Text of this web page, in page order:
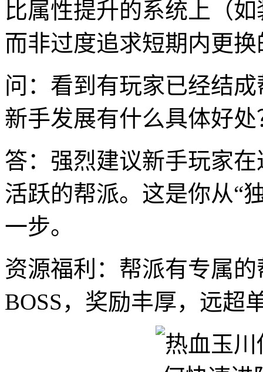
比属性提升的系统上（
而非过度追求短期内更
问：看到有玩家已经结
新手发展有什么具体好处
答：强烈建议新手玩家
活跃的帮派。这是你从“
一步。
资源福利：帮派有专属
BOSS，奖励丰厚，远超